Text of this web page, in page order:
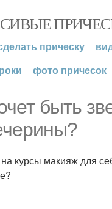
прическу
фото причесок
быть
курсы макияж для